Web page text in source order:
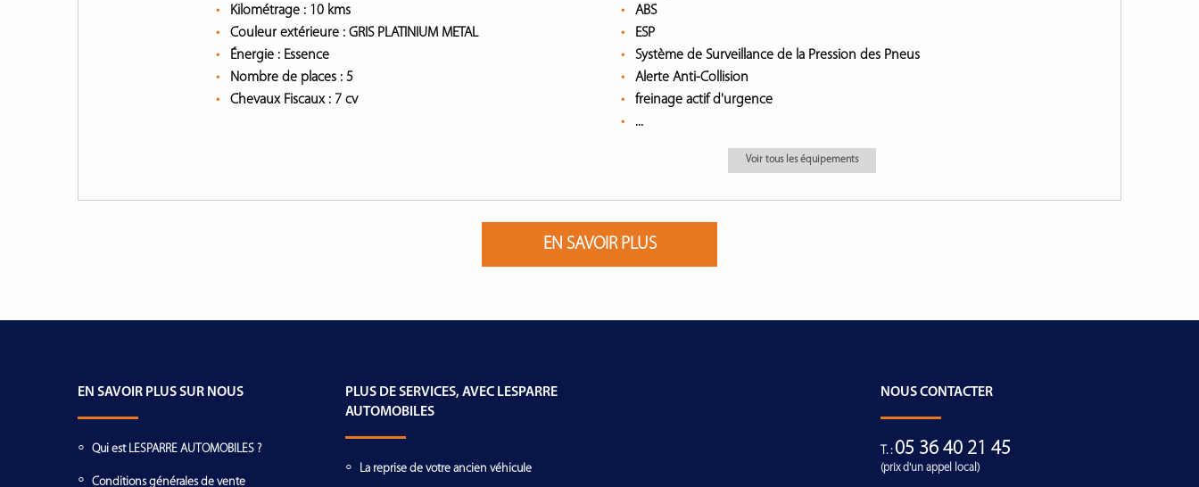
Kilométrage : 10 kms
Couleur extérieure : GRIS PLATINIUM METAL
Énergie : Essence
Nombre de places : 5
Chevaux Fiscaux : 7 cv
ABS
ESP
Système de Surveillance de la Pression des Pneus
Alerte Anti-Collision
freinage actif d'urgence
...
Voir tous les équipements
EN SAVOIR PLUS
EN SAVOIR PLUS SUR NOUS
Qui est LESPARRE AUTOMOBILES ?
Conditions générales de vente
PLUS DE SERVICES, AVEC LESPARRE
AUTOMOBILES
La reprise de votre ancien véhicule
NOUS CONTACTER
T. :05 36 40 21 45
(prix d'un appel local)